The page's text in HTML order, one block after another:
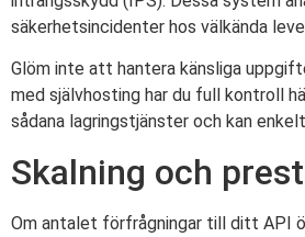
säkerhetsincidenter hos välkända
Glöm inte att hantera känsliga
med självhosting har du full kontroll
sådana lagringstjänster och kan
Skalning och
Om antalet förfrågningar till ditt API